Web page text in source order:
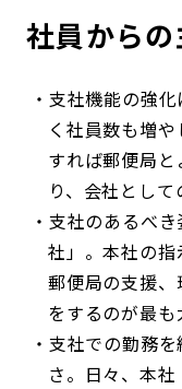
社員から
支社機能の強
く社員数も増
すれば郵便局
り、会社として
支社のあるべ
社」。本社の指
郵便局の支援
をするのが最も
支社での勤務
さ。日々、本